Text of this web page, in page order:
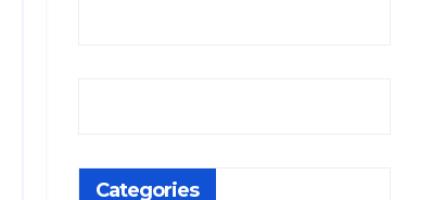
Categories